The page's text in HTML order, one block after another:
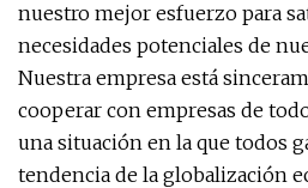
nuestro mejor esfuerzo para
necesidades potenciales de
Nuestra empresa está
cooperar con empresas de
una situación en la que todos
tendencia de la globalización